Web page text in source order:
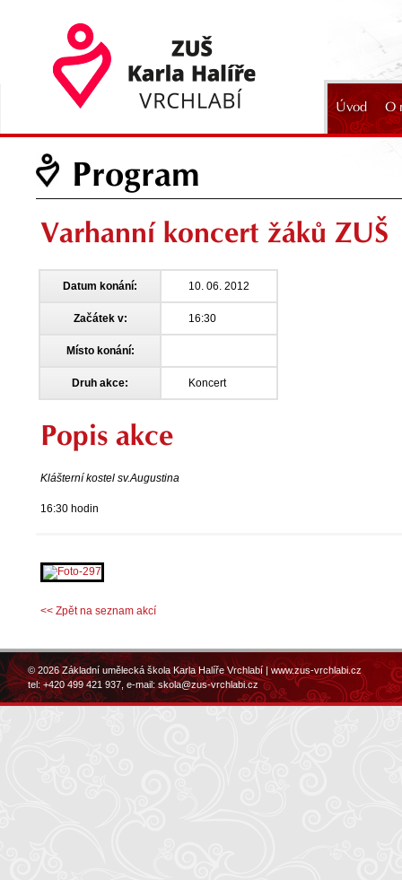
Úvod O
Program
Varhanní koncert žáků ZUŠ
Datum konání: 10. 06. 2012
Začátek v: 16:30
Místo konání:
Druh akce: Koncert
Popis akce
Klášterní kostel sv.Augustina
16:30 hodin
<< Zpět na seznam akcí
© 2026 Základní umělecká škola Karla Halíře Vrchlabí |www.zus-vrchlabi.cz
tel: +420 499 421 937, e-mail:skola@zus-vrchlabi.cz